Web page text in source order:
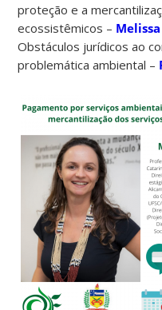
proteção e a
ecossistêmicos –
Obstáculos jurídicos ao
problemática ambiental –